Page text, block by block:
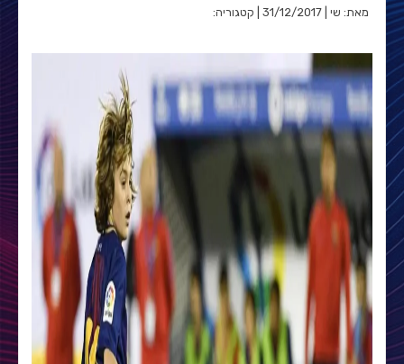
מאת: שי | 31/12/2017 | קטגוריה: